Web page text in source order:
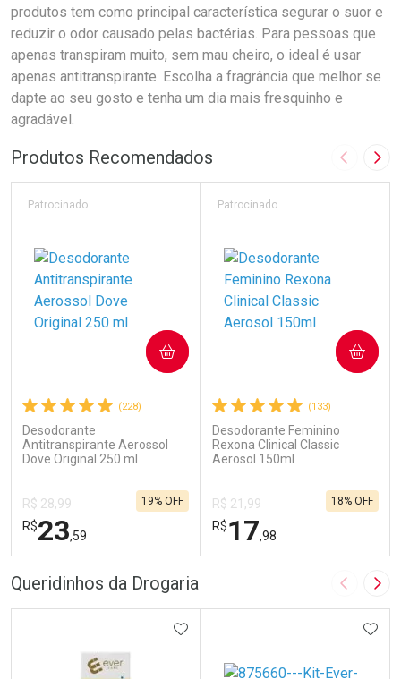
produtos tem como principal característica segurar o suor e
reduzir o odor causado pelas bactérias. Para pessoas que
apenas transpiram muito, sem mau cheiro, o ideal é usar
apenas antitranspirante. Escolha a fragrância que melhor se
dapte ao seu gosto e tenha um dia mais fresquinho e
agradável.
Produtos Recomendados Imagem
(228)
Desodorante
Antitranspirante Aerossol
Dove Original 250 ml
Patrocinado
R$ 28,99
R$23,59
19% OFF
COMPRAR
(133)
Desodorante Feminino
Rexona Clinical Classic
Aerosol 150ml
Patrocinado
R$ 21,99
R$17,98
18% OFF
COMPRAR
Queridinhos da Drogaria Imagem
ADICIONAR AOS FAVORITOS